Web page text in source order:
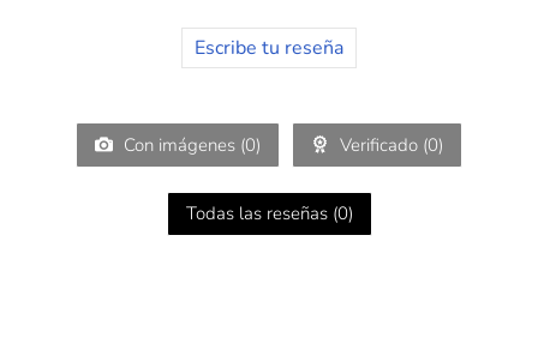
Escribe tu reseña
Con imágenes (0) Verificado (0)
Todas las reseñas (0)